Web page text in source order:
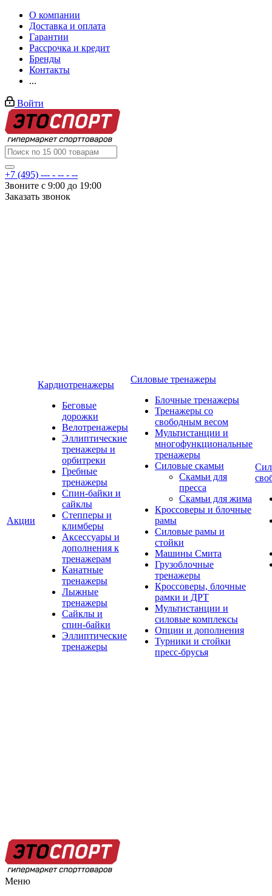
О компании
Доставка и оплата
Гарантии
Рассрочка и кредит
Бренды
Контакты
...
Войти
+7 (495) --- - -- - --
Звоните с 9:00 до 19:00
Заказать звонок
Акции
Кардиотренажеры
Беговые
дорожки
Велотренажеры
Эллиптические
тренажеры и
орбитреки
Гребные
тренажеры
Спин-байки и
сайклы
Степперы и
климберы
Аксессуары и
дополнения к
тренажерам
Канатные
тренажеры
Лыжные
тренажеры
Сайклы и
спин-байки
Эллиптические
тренажеры
Силовые тренажеры
Блочные тренажеры
Тренажеры со
свободным весом
Мультистанции и
многофункциональные
тренажеры
Силовые скамьи
Скамьи для
пресса
Скамьи для жима
Кроссоверы и блочные
рамы
Силовые рамы и
стойки
Машины Смита
Грузоблочные
тренажеры
Кроссоверы, блочные
рамки и ДРТ
Мультистанции и
силовые комплексы
Опции и дополнения
Турники и стойки
пресс-брусья
Меню